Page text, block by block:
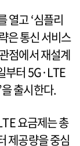
열고 ‘심플리
은 통신 서비스
점에서 재설계
부터 5G·LTE
출시한다.
요금제는 총
제공량을 중심